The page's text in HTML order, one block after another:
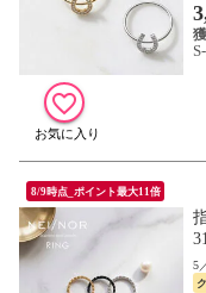
8/9時点_ポイント最大11倍
5